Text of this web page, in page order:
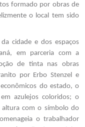
formado por obras de
o local tem sido
cidade e dos espaços
em parceria com a
de tinta nas obras
por Erbo Stenzel e
do estado, o
azulejos coloridos; o
com o símbolo do
o trabalhador